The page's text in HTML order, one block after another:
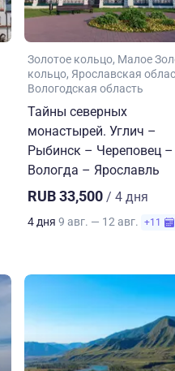
Золотое кольцо Малое
кольцо Ярославская
Вологодская область
Тайны северных
монастырей. Углич –
Рыбинск – Череповец –
Вологда – Ярославль
RUB 33,500 / 4 дня
4 дня 9 авг. — 12 авг. +11